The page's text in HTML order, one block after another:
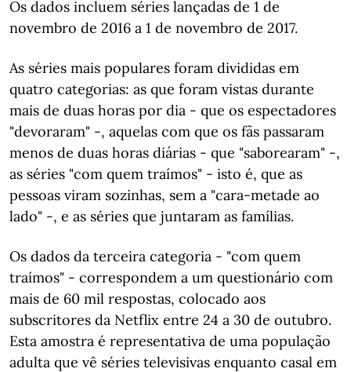
Os dados incluem séries lançadas de 1 de
novembro de 2016 a 1 de novembro de 2017.
As séries mais populares foram divididas em
quatro categorias: as que foram vistas durante
mais de duas horas por dia - que os espectadores
"devoraram" -, aquelas com que os fãs passaram
menos de duas horas diárias - que "saborearam" -,
as séries "com quem traímos" - isto é, que as
pessoas viram sozinhas, sem a "cara-metade ao
lado" -, e as séries que juntaram as famílias.
Os dados da terceira categoria - "com quem
traímos" - correspondem a um questionário com
mais de 60 mil respostas, colocado aos
subscritores da Netflix entre 24 a 30 de outubro.
Esta amostra é representativa de uma população
adulta que vê séries televisivas enquanto casal em